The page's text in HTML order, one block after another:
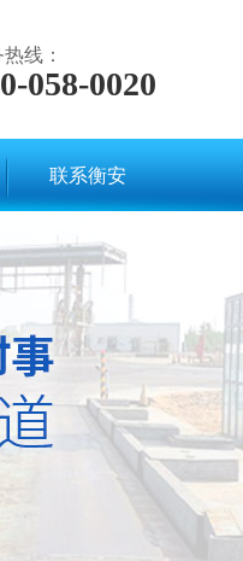
线：
058-0020
联系衡安